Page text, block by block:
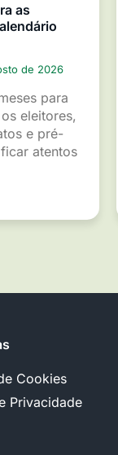
as
de 2026
para
eleitores,
e pré-
atentos
Cookies
Privacidade